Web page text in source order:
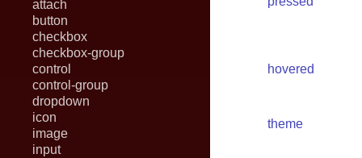
attach
button
checkbox
checkbox-group
control
control-group
dropdown
icon
image
input
hovered
theme